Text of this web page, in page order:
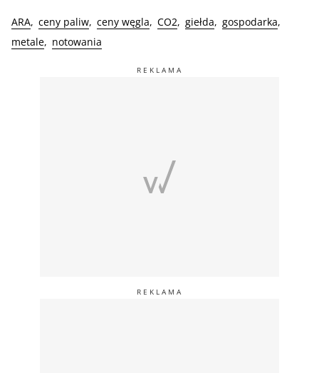
ARA ceny paliw ceny węgla CO2 giełda
gospodarka
metale
notowania